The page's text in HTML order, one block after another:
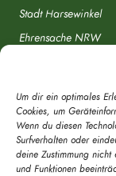
Um dir ein optimales
Cookies, um
Wenn du diesen
Surfverhalten oder
deine Zustimmung nicht
und Funktionen
Stadt Harsewinkel
Ehrensache NRW
OWL Verkehr
Greffen.de
Verkehrsverein